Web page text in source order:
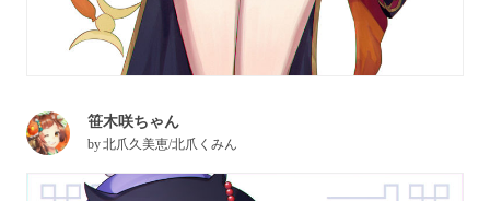
笹木咲ちゃん
by北爪久美恵/北爪くみん